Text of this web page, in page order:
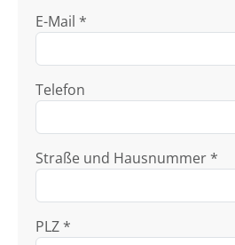
E-Mail *
Telefon
Straße und Hausnummer *
PLZ *